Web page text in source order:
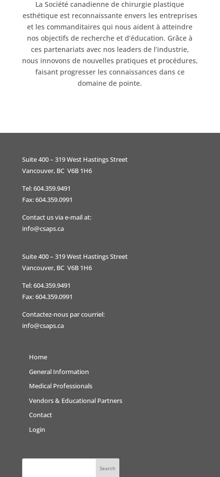
La Société canadienne de chirurgie plastique
esthétique est reconnaissante envers les entreprises
et les commanditaires qui nous aident à atteindre
nos objectifs de recherche et d’éducation. Grâce à
ces partenariats avec nos leaders de l’industrie,
nous innovons de nouvelles pratiques et procédures,
faisant progresser les connaissances dans ce
domaine de pointe.
Suite 400 – 319 West Hastings Street
Vancouver, BC V6B 1H6
Tel: 604.359.9491
Fax: 604.359.0991
Contact us via e-mail at:
info@csaps.ca
Suite 400 – 319 West Hastings Street
Vancouver, BC V6B 1H6
Tel: 604.359.9491
Fax: 604.359.0991
Contactez-nous par courriel:
info@csaps.ca
Home
General Information
Medical Professionals
Vendors & Educational Partners
Contact
Login